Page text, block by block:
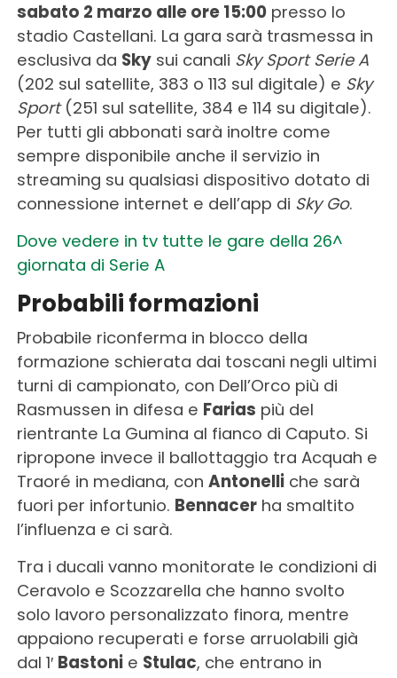
sabato 2 marzo alle ore 15:00presso lo
stadio Castellani. La gara sarà trasmessa in
esclusiva da Skysui canali Sky Sport Serie A
(202 sul satellite, 383 o 113 sul digitale) e Sky
Sport(251 sul satellite, 384 e 114 su digitale).
Per tutti gli abbonati sarà inoltre come
sempre disponibile anche il servizio in
streaming su qualsiasi dispositivo dotato di
connessione internet e dell’app di Sky Go.
Dove vedere in tv tutte le gare della 26^
giornata di Serie A
Probabili formazioni
Probabile riconferma in blocco della
formazione schierata dai toscani negli ultimi
turni di campionato, con Dell’Orco più di
Rasmussen in difesa e Farias più del
rientrante La Gumina al fianco di Caputo. Si
ripropone invece il ballottaggio tra Acquah e
Traoré in mediana, con Antonelliche sarà
fuori per infortunio. Bennacerha smaltito
l’influenza e ci sarà.
Tra i ducali vanno monitorate le condizioni di
Ceravolo e Scozzarella che hanno svolto
solo lavoro personalizzato finora, mentre
appaiono recuperati e forse arruolabili già
dal 1′ Bastonie Stulac, che entrano in